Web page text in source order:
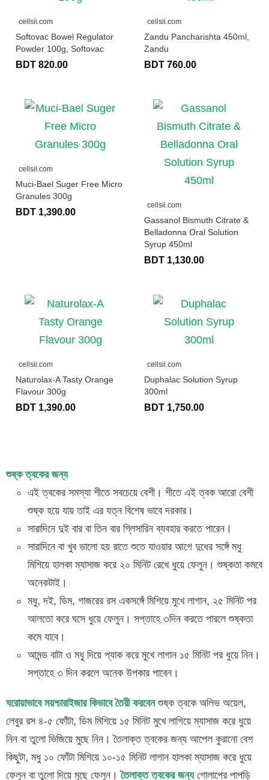
cellsii.com
Softovac Bowel Regulator
Powder 100g, Softovac
BDT 820.00
cellsii.com
Zandu Pancharishta 450ml,
Zandu
BDT 760.00
cellsii.com
Muci-Bael Suger Free Micro
Granules 300g
BDT 1,390.00
cellsii.com
Gassanol Bismuth Citrate &
Belladonna Oral Solution
Syrup 450ml
BDT 1,130.00
cellsii.com
Naturolax-A Tasty Orange
Flavour 300g
BDT 1,390.00
cellsii.com
Duphalac Solution Syrup
300ml
BDT 1,750.00
শুষ্ক ত্বকের জন্য
এই ত্বকের সমস্যা শীতে সবচেয়ে বেশী। শীতে এই ত্বক আরো বেশী
শুষ্ক হয়ে যায় তাই এর যত্ন বিশেষ ভাবে দরকার।
সারাদিনে দুই বার বা তিন বার গ্লিসারিন ব্যবহার করতে পারেন।
সারাদিনে বা খুব ভালো হয় রাতে শুতে যাওয়ার আগে দুধের সঙ্গেঁ মধু
মিশিয়ে হালকা ম্যাসাজ করে ২০ মিনিট রেখে ধুয়ে ফেলুন। শুষ্কতা কমবে
অনেকটাই।
মধু, দই, ডিম, গাজরের রস একসঙ্গেঁ মিশিয়ে মুখে লাগান, ২৫ মিনিট পর
আলতো করে ঘসে ধুয়ে ফেলুন। সপ্তাহে ৩দিন করতে পারলে শুষ্কতা
কমে যাবে।
আমন্ড বাটা ও মধু দিয়ে প্যাক করে মুখে লাগান ১৫ মিনিট পর ধুয়ে নিন।
সপ্তাহে ৩ দিন করলে অনেক উপকার পাবেন।
ঘরোয়াভাবে ময়শ্চারাইজার কিভাবে তৈরী করবেনশুষ্ক ত্বকে অলিভ অয়েল,
লেবুর রস ৪-৫ ফোঁটা, ডিম মিশিয়ে ১৫ মিনিট মুখে লাগিয়ে ম্যাসাজ করে ধুয়ে
নিন বা তুলো ভিজিয়ে মুছে নিন। তৈলাক্ত ত্বকের জন্য আপেল কুরানো বেশ
কিছুটা, মধু ১০ ফোঁটা মিশিয়ে ১০-১৫ মিনিট লাগান হালকা ম্যাসাজ করে ধুয়ে
ফেলুন বা তুলো দিয়ে মুছে ফেলুন।তৈলাক্ত ত্বকের জন্যগোলাপের পাপড়ি